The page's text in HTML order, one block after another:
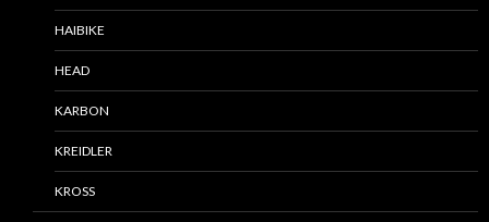
HAIBIKE
HEAD
KARBON
KREIDLER
KROSS